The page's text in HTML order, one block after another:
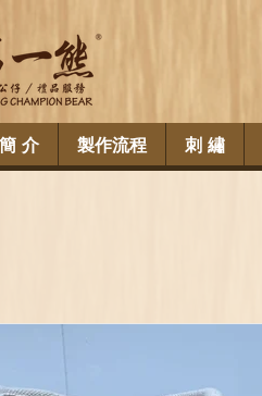
簡 介 製作流程 刺 繡